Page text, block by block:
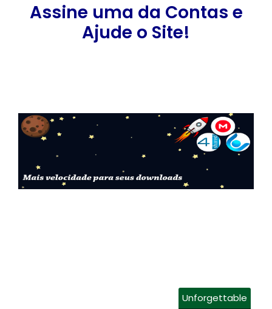
Assine uma da Contas e
Ajude o Site!
Unforgettable